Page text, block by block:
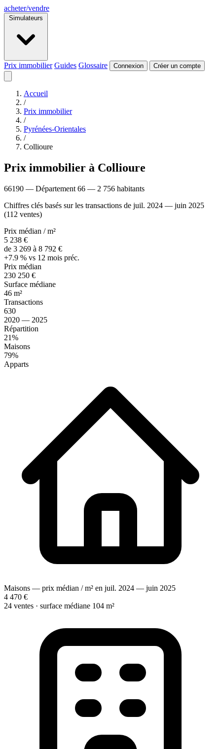
acheter/vendre
Simulateurs
Prix immobilier Guides Glossaire Connexion Créer un compte
Accueil
/
Prix immobilier
/
Pyrénées-Orientales
/
Collioure
Prix immobilier à Collioure
66190 — Département 66 — 2 756 habitants
Chiffres clés basés sur les transactions de juil. 2024 — juin 2025
(112 ventes)
Prix médian / m²
5 238 €
de 3 269 à 8 792 €
+7.9 % vs 12 mois préc.
Prix médian
230 250 €
Surface médiane
46 m²
Transactions
630
2020 — 2025
Répartition
21%
Maisons
79%
Apparts
Maisons — prix médian / m² en juil. 2024 — juin 2025
4 470 €
24 ventes · surface médiane 104 m²